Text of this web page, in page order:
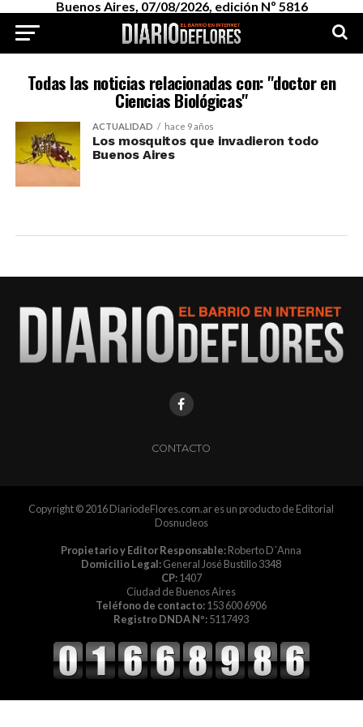
Buenos Aires, 07/08/2026, edición Nº 5816
Todas las noticias relacionadas con: "doctor en
Ciencias Biológicas"
ACTUALIDAD hace 9 años
Los mosquitos que invadieron todo
Buenos Aires
CONTACTO
Copyright © 2016 DiariodeFlores.com.ar es un producto de Editorial
Dosnucleos
Propietario y Editor Responsable:Roberto D´Anna
Domicilio Legal:General José Bustillo 3348
CP:1407
Ciudad de Buenos Aires
Teléfono de contacto:153 600 6906
Registro DNDA Nº:5117493